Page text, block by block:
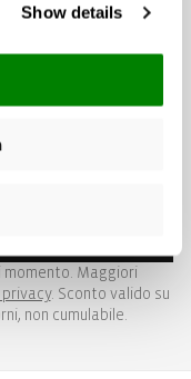
Show details
momento. Maggiori
. Sconto valido su
non cumulabile.